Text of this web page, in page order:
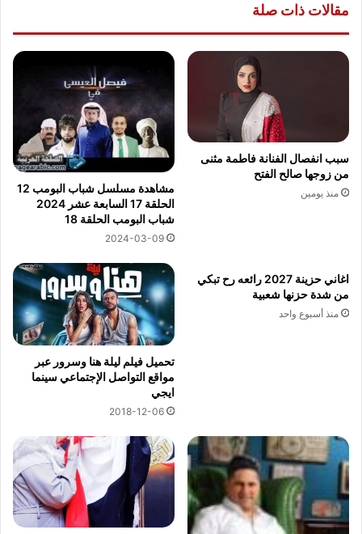
مقالات ذات صلة
سبب انفصال الفنانة فاطمة مثنى
من زوجها صالح الفتح
منذ يومين
مشاهدة مسلسل شباب البومب 12
الحلقة 17 السابعة عشر 2024
شباب البومب الحلقة 18
2024-03-09
اغاني حزينة 2027 رائعه رح تبكي
من شدة حزنها شعبية
منذ أسبوع واحد
تحميل فيلم ليلة هنا وسرور عبر
مواقع التواصل الإجتماعي سينما
ايجي
2018-12-06